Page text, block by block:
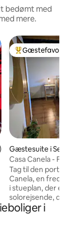
bedømt med
mere.
i gennemsnitlig
Bedste
Gæstefavorit
Gæstesuite i
Casa Canela -
Tag til den
Canela, en
i stueplan, der er
solorejsende,
plads til at slappe
kun en kort
i